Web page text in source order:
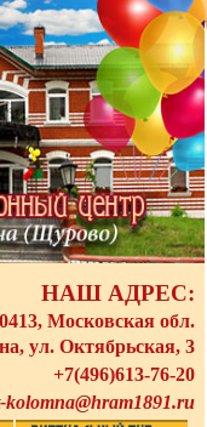
НАШ АДРЕС:
Московская обл.
ул. Октябрьская, 3
+7(496)613-76-20
kolomna@hram1891.ru